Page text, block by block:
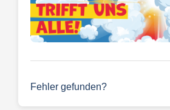
Fehler gefunden?